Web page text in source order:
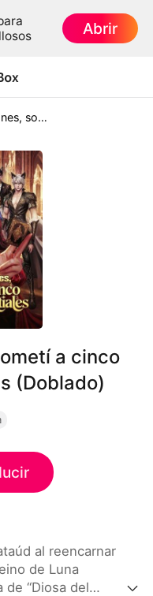
Abrir
Con mil millones, sometí a cinco esposos bestiales (Doblado)
a cinco
(Doblado)
al reencarnar
de Luna
“Diosa del